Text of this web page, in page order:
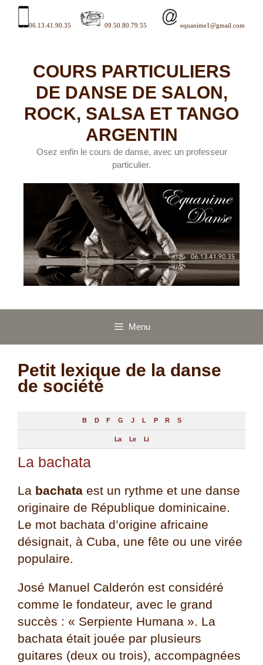
contenu 06.13.41.90.35 09.50.80.79.55 equanime1@gmail.com
COURS PARTICULIERS
DE DANSE DE SALON,
ROCK, SALSA ET TANGO
ARGENTIN
Osez enfin le cours de danse, avec un professeur
particulier.
Menu
Petit lexique de la danse
de société
B D F G J L P R S
La Le Li
La bachata
La bachata est un rythme et une danse
originaire de République dominicaine.
Le mot bachata d’origine africaine
désignait, à Cuba, une fête ou une virée
populaire.
José Manuel Calderón est considéré
comme le fondateur, avec le grand
succès : « Serpiente Humana ». La
bachata était jouée par plusieurs
guitares (deux ou trois), accompagnées